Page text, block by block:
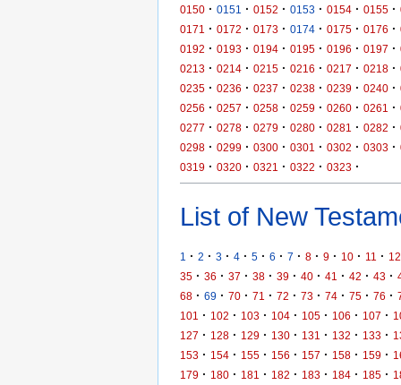
0150 · 0151 · 0152 · 0153 · 0154 · 0155 ·
0171
· 0172 · 0173 · 0174 · 0175 · 0176 ·
0192 · 0193 · 0194 · 0195 · 0196 · 0197 ·
0213 · 0214 · 0215 · 0216 · 0217 · 0218 ·
0235 · 0236 · 0237 · 0238 · 0239 · 0240 ·
0256 · 0257 · 0258 · 0259 · 0260 · 0261 ·
0277 · 0278 · 0279 · 0280 · 0281 · 0282 ·
0298 · 0299 · 0300 · 0301 · 0302 · 0303 ·
0319 · 0320 · 0321 · 0322 · 0323 ·
List of New
1 · 2 · 3 · 4 · 5 · 6 · 7 · 8 · 9 · 10 · 11 · 12
35 · 36 · 37 · 38 · 39 · 40 · 41 · 42 · 43 ·
68 · 69 · 70 · 71 · 72 · 73 · 74 · 75 · 76 ·
101
· 102 · 103 · 104 · 105 · 106 · 107 ·
127 · 128 · 129 · 130 · 131 · 132 · 133 ·
153 · 154 · 155 · 156 · 157 · 158 · 159 ·
179 · 180 · 181 · 182 · 183 · 184 · 185 ·